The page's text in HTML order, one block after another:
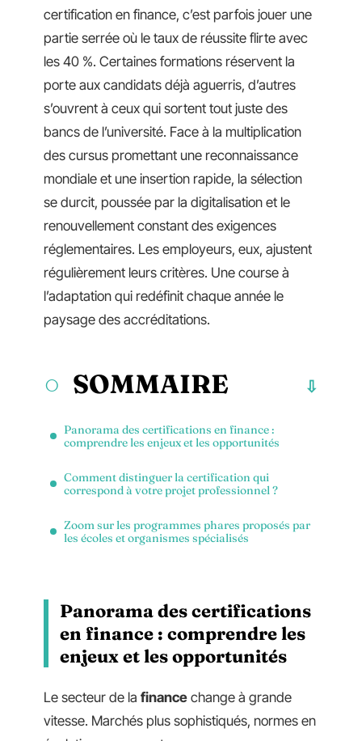
certification en finance, c’est parfois jouer une
partie serrée où le taux de réussite flirte avec
les 40 %. Certaines formations réservent la
porte aux candidats déjà aguerris, d’autres
s’ouvrent à ceux qui sortent tout juste des
bancs de l’université. Face à la multiplication
des cursus promettant une reconnaissance
mondiale et une insertion rapide, la sélection
se durcit, poussée par la digitalisation et le
renouvellement constant des exigences
réglementaires. Les employeurs, eux, ajustent
régulièrement leurs critères. Une course à
l’adaptation qui redéfinit chaque année le
paysage des accréditations.
SOMMAIRE
Panorama des certifications en finance :
comprendre les enjeux et les opportunités
Comment distinguer la certification qui
correspond à votre projet professionnel ?
Zoom sur les programmes phares proposés par
les écoles et organismes spécialisés
Panorama des certifications
en finance : comprendre les
enjeux et les opportunités
Le secteur de la finance change à grande
vitesse. Marchés plus sophistiqués, normes en